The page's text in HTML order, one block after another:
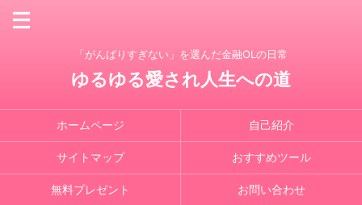
「がんばりすぎない」を選んだ金融OLの日常
ゆるゆる愛され人生への道
ホームページ 自己紹介
サイトマップ おすすめツール
無料プレゼント お問い合わせ